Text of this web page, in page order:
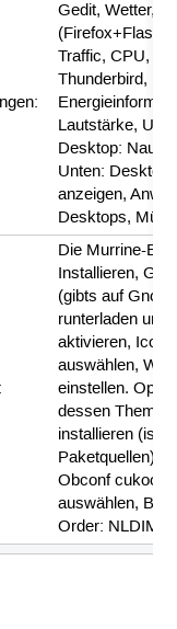
Gedit, Wetter,
Traffic, CPU,
Thunderbird,
Lautstärke,
Desktop:
Unten: Desktop
anzeigen,
Desktops, Müll
Die Murrine-
Installieren,
(gibts auf
runterladen und
aktivieren, Icon-
auswählen,
einstellen.
dessen Themes
installieren (ist
Paketquellen),
Obconf cukoo-
auswählen,
Order: NLDIMC